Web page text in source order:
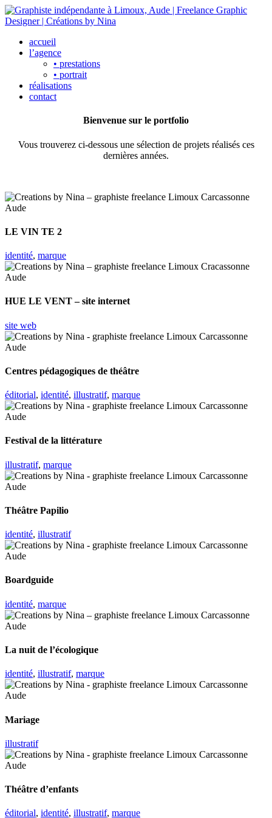
accueil
l’agence
• prestations
• portrait
réalisations
contact
Bienvenue sur le portfolio
Vous trouverez ci-dessous une sélection de projets réalisés ces
dernières années.
LE VIN TE 2
identité, marque
HUE LE VENT – site internet
site web
Centres pédagogiques de théâtre
éditorial, identité, illustratif, marque
Festival de la littérature
illustratif, marque
Théâtre Papilio
identité, illustratif
Boardguide
identité, marque
La nuit de l’écologique
identité, illustratif, marque
Mariage
illustratif
Théâtre d’enfants
éditorial, identité, illustratif, marque